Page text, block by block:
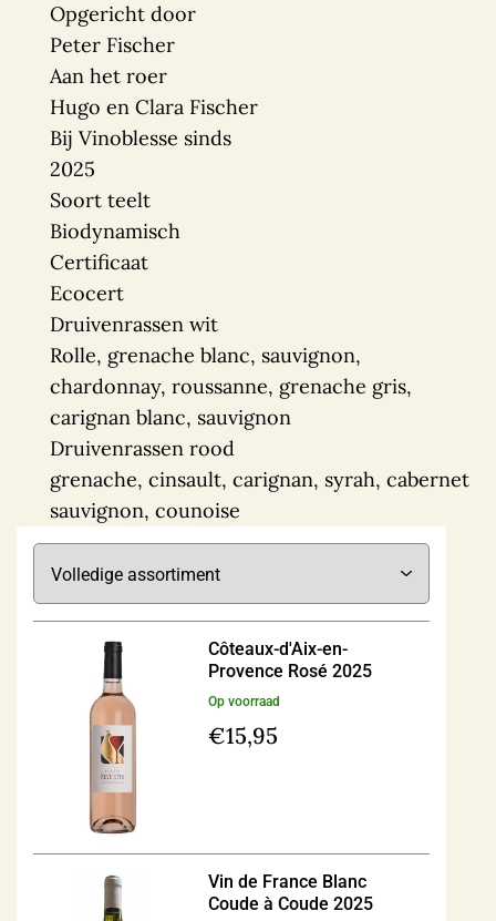
Opgericht door
Peter Fischer
Aan het roer
Hugo en Clara Fischer
Bij Vinoblesse sinds
2025
Soort teelt
Biodynamisch
Certificaat
Ecocert
Druivenrassen wit
Rolle, grenache blanc, sauvignon,
chardonnay, roussanne, grenache gris,
carignan blanc, sauvignon
Druivenrassen rood
grenache, cinsault, carignan, syrah, cabernet
sauvignon, counoise
Côteaux-d'Aix-en-
Provence Rosé 2025
Op voorraad
€15,95
Vin de France Blanc
Coude à Coude 2025